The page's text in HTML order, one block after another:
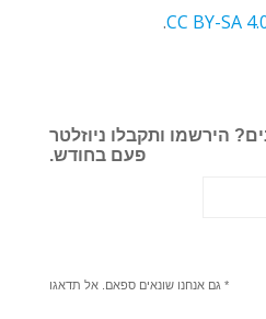
CC BY-SA
.
הירשמו ותקבלו ניוזלטר
פעם בחודש.
* גם אנחנו שונאים ספאם. אל תדאגו